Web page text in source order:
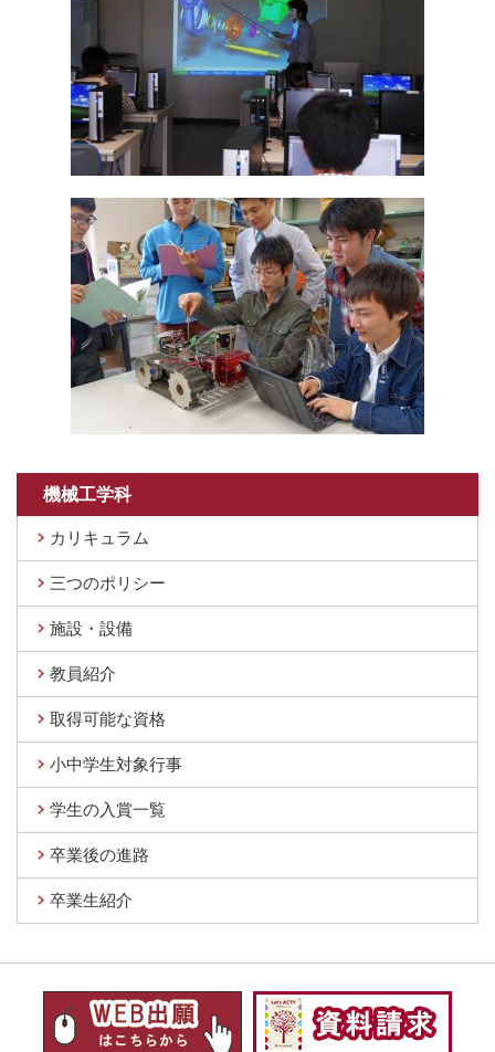
機械工学科
カリキュラム
三つのポリシー
施設・設備
教員紹介
取得可能な資格
小中学生対象行事
学生の入賞一覧
卒業後の進路
卒業生紹介